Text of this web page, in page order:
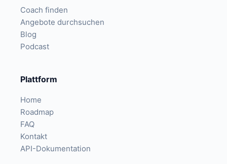
Coach finden
Angebote durchsuchen
Blog
Podcast
Plattform
Home
Roadmap
FAQ
Kontakt
API-Dokumentation